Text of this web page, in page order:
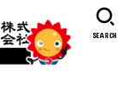
SEARCH